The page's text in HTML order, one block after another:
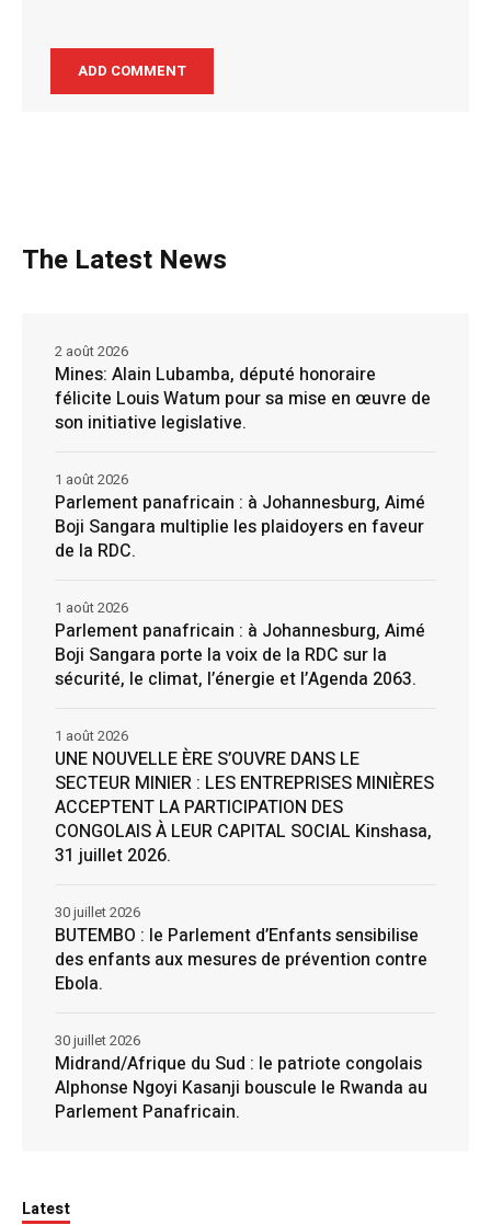
The Latest News
Mines: Alain Lubamba, député honoraire
félicite Louis Watum pour sa mise en œuvre de
son initiative legislative.
2 août 2026
Parlement panafricain : à Johannesburg, Aimé
Boji Sangara multiplie les plaidoyers en faveur
de la RDC.
1 août 2026
Parlement panafricain : à Johannesburg, Aimé
Boji Sangara porte la voix de la RDC sur la
sécurité, le climat, l’énergie et l’Agenda 2063.
1 août 2026
UNE NOUVELLE ÈRE S’OUVRE DANS LE
SECTEUR MINIER : LES ENTREPRISES MINIÈRES
ACCEPTENT LA PARTICIPATION DES
CONGOLAIS À LEUR CAPITAL SOCIAL Kinshasa,
31 juillet 2026.
1 août 2026
BUTEMBO : le Parlement d’Enfants sensibilise
des enfants aux mesures de prévention contre
Ebola.
30 juillet 2026
Midrand/Afrique du Sud : le patriote congolais
Alphonse Ngoyi Kasanji bouscule le Rwanda au
Parlement Panafricain.
30 juillet 2026
Latest